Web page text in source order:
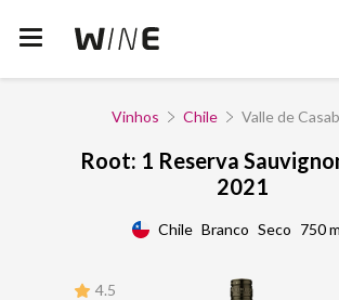
Vinhos Chile Valle de
Root: 1 Reserva
2021
Chile Branco Seco 750
4.5